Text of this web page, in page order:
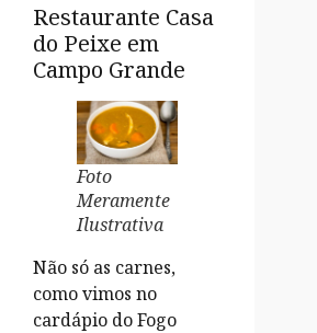
Restaurante Casa
do Peixe em
Campo Grande
Foto
Meramente
Ilustrativa
Não só as carnes,
como vimos no
cardápio do Fogo